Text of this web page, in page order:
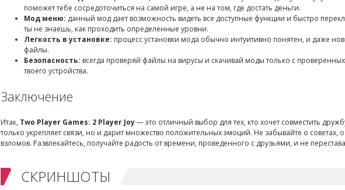
поможет тебе сосредоточиться на самой игре, а не на том, где достать деньги.
Мод меню: данный мод дает возможность видеть все доступные функции и быстро
ты не знаешь, как проходить определенные уровни.
Легкость в установке: процесс установки мода обычно интуитивно понятен, и даже
файлы.
Безопасность: всегда проверяй файлы на вирусы и скачивай моды только с
твоего устройства.
Заключение
Итак, Two Player Games: 2 Player Joy— это отличный выбор для тех, кто хочет совместить
только укрепляет связи, но и дарит множество положительных эмоций. Не забывайте о
взломов. Развлекайтесь, получайте радость от времени, проведенного с друзьями, и не
СКРИНШОТЫ